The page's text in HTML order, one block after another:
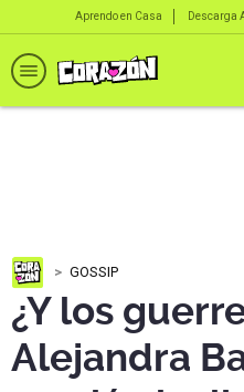
Aprendo en Casa Descarga
GOSSIP
¿Y los
Alejandra